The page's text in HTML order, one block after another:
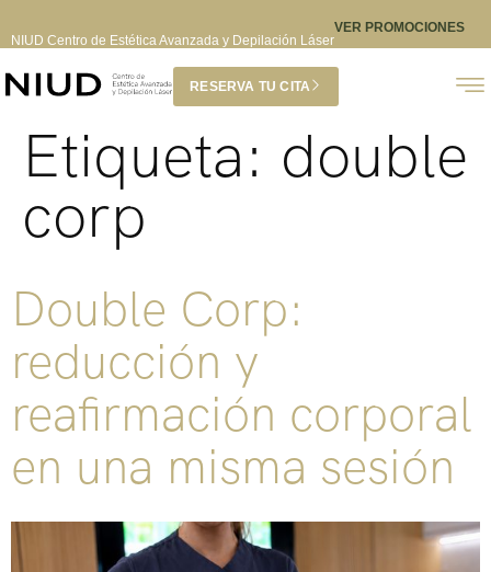
NIUD Centro de Estética Avanzada y Depilación Láser
VER PROMOCIONES
RESERVA TU CITA
Etiqueta: double
corp
Double Corp:
reducción y
reafirmación corporal
en una misma sesión